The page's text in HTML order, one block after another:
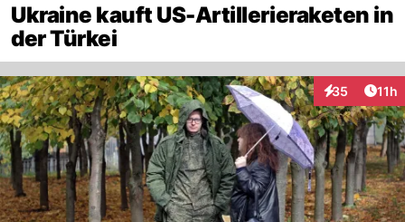
Ukraine kauft US-Artillerieraketen in
der Türkei
35
Interaktionen
11h